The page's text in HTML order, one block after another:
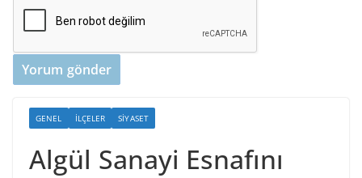
GENEL İLÇELER SIYASET
Algül Sanayi Esnafını